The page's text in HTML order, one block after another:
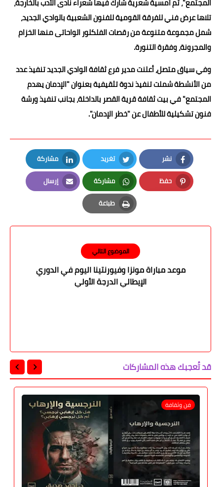
تلاها عرض فني للفرقة القومية للفنون الشعبية بالوادي الجديد،
شمل مجموعة متنوعة من رقصات الفلكلور الواحاتى منها الخزام
والمجرونة، وفقرة التنورة.
وفي سياق متصل، أعلنت مدير فرع ثقافة الوادي الجديد تنفيذ عدد
من الأنشطة شملت تنفيذ ندوة تثقيفية بعنوان "الإدمان يهدم
المجتمع" في بيت ثقافة قرية القصر بالداخلة، بجانب تنفيذ ورشة
فنون تشكيلية للأطفال عن "خطر الإدمان".
نشر
Facebook
تغريد
Twitter
مشاركة
LinkedIn
حفظ
Pinterest
مشاركة
Whatsapp
إرسال
Email
طباعة
Print
الموضوع التالي
موعد مباراة مونزا وفيورنتينا اليوم في الدوري
الإيطالي الدرجة الأولي
قد تُعجبك هذه المشاركات
فن وثقافة